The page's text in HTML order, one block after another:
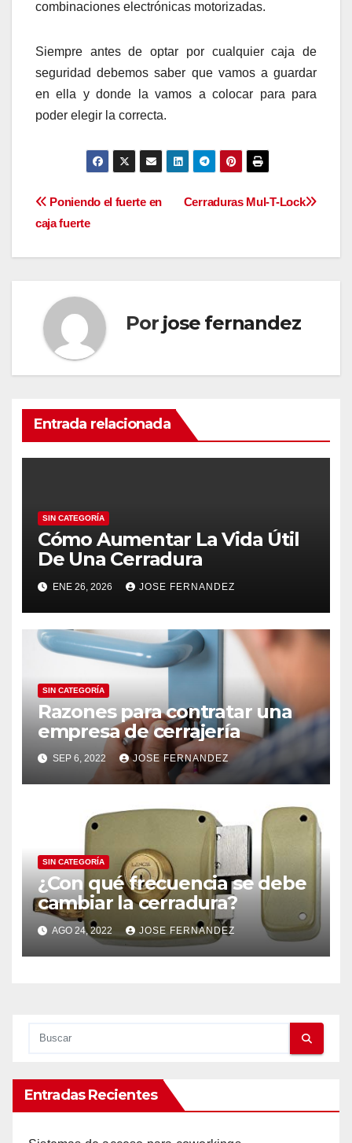
combinaciones electrónicas motorizadas.
Siempre antes de optar por cualquier caja de
seguridad debemos saber que vamos a guardar
en ella y donde la vamos a colocar para para
poder elegir la correcta.
Navegación
de
Cerraduras Mul-T-Lock
Poniendo el fuerte en
caja fuerte
Por jose fernandez
Entrada relacionada
SIN CATEGORÍA
Cómo Aumentar La Vida Útil
De Una Cerradura
ENE 26, 2026 JOSE FERNANDEZ
SIN CATEGORÍA
Razones para contratar una
empresa de cerrajería
SEP 6, 2022 JOSE FERNANDEZ
SIN CATEGORÍA
¿Con qué frecuencia se debe
cambiar la cerradura?
AGO 24, 2022 JOSE FERNANDEZ
Entradas Recientes